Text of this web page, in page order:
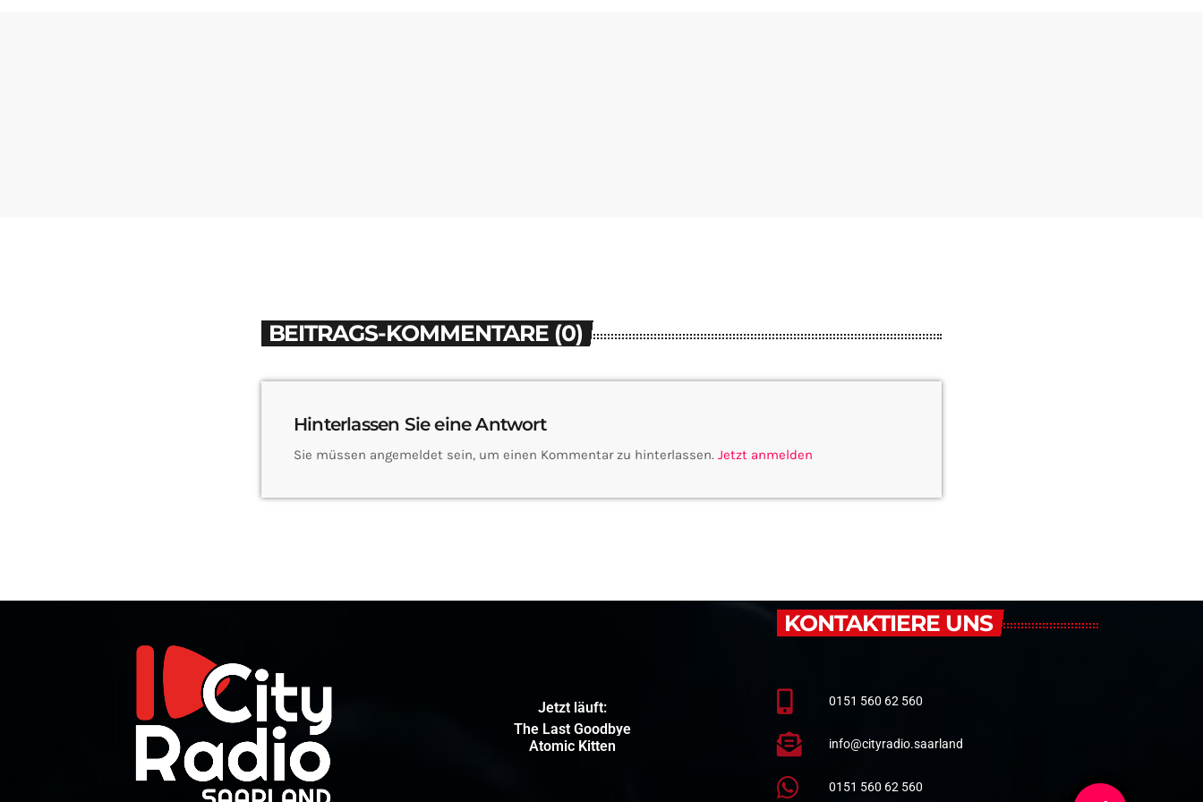
BEITRAGS-KOMMENTARE (0)
Hinterlassen Sie eine Antwort
Sie müssen angemeldet sein, um einen Kommentar zu hinterlassen. Jetzt anmelden
Jetzt läuft:
The Last Goodbye
Atomic Kitten
KONTAKTIERE UNS
0151 560 62 560
info@cityradio.saarland
0151 560 62 560